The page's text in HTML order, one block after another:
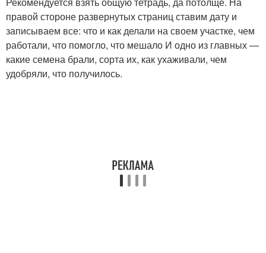
правой стороне развернутых страниц ставим дату и
записываем все: что и как делали на своем участке, чем
работали, что помогло, что мешало И одно из главных —
какие семена брали, сорта их, как ухаживали, чем
удобряли, что получилось.